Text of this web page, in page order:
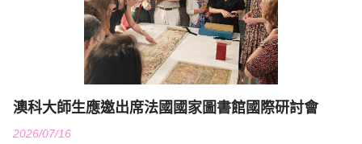
澳科大師生應邀出席法國國家圖書館國際研討會
2026/07/16